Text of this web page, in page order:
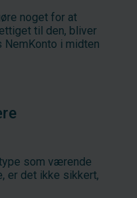
noget for at
til den, bliver
i midten
som værende
er det ikke sikkert,